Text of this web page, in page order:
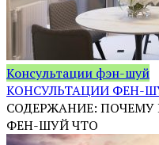
Консультации фэн-шуй
КОНСУЛЬТАЦИИ ФЕН-
СОДЕРЖАНИЕ:
ФЕН-ШУЙ ЧТО